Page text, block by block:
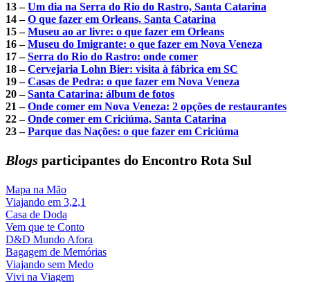
13 –Um dia na Serra do Rio do Rastro, Santa Catarina
14 –O que fazer em Orleans, Santa Catarina
15 –Museu ao ar livre: o que fazer em Orleans
16 –Museu do Imigrante: o que fazer em Nova Veneza
17 –Serra do Rio do Rastro: onde comer
18 –Cervejaria Lohn Bier: visita à fábrica em SC
19 –Casas de Pedra: o que fazer em Nova Veneza
20 –Santa Catarina: álbum de fotos
21 –Onde comer em Nova Veneza: 2 opções de restaurantes
22 –Onde comer em Criciúma, Santa Catarina
23 –Parque das Nações: o que fazer em Criciúma
Blogs participantes do Encontro Rota Sul
Mapa na Mão
Viajando em 3,2,1
Casa de Doda
Vem que te Conto
D&D Mundo Afora
Bagagem de Memórias
Viajando sem Medo
Vivi na Viagem